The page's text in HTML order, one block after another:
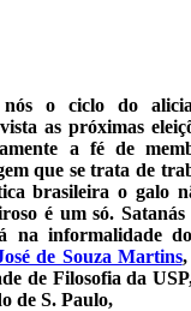
nós o ciclo do
as próximas
a fé de
que se trata de
brasileira o galo
é um só.
na informalidade
de Souza Martins,
de Filosofia da
de S. Paulo,